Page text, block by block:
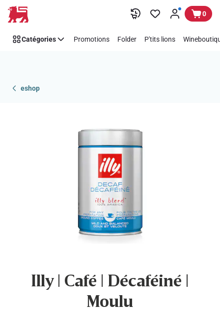
Passer 0
Catégories Promotions Folder P'tits lions
eshop
Illy | Café | Décaféiné |
Moulu